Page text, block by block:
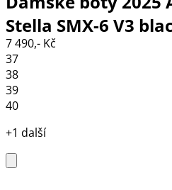
Stella SMX-6 V3
7 490,- Kč
37
38
39
40
+1 další